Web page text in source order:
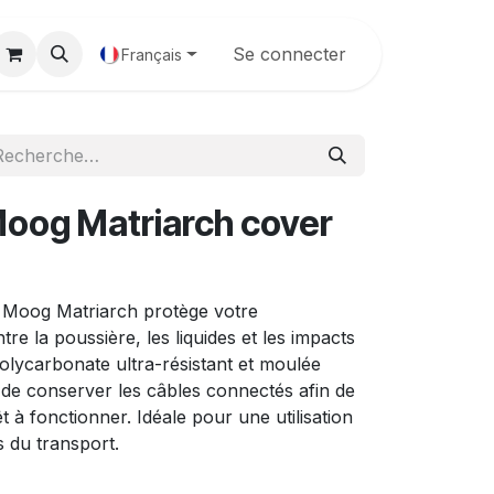
Galerie Français Se connecter
Matriarch cover
Matriarch protège votre
la poussière, les liquides et les impacts
ultra-résistant et moulée
conserver les câbles connectés afin de
à fonctionner. Idéale pour une utilisation
du transport.